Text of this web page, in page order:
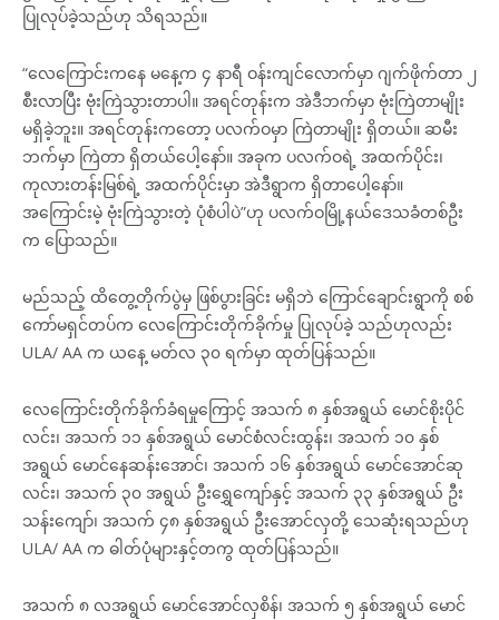
ပြုလုပ်ခဲ့သည်ဟု သိရသည်။
“လေကြောင်းကနေ မနေ့က ၄ နာရီ ဝန်းကျင်လောက်မှာ ဂျက်ဖိုက်တာ ၂
စီးလာပြီး ဗုံးကြဲသွားတာပါ။ အရင်တုန်းက အဲဒီဘက်မှာ ဗုံးကြဲတာမျိုး
မရှိခဲ့ဘူး။ အရင်တုန်းကတော့ ပလက်ဝမှာ ကြဲတာမျိုး ရှိတယ်။ ဆမီး
ဘက်မှာ ကြဲတာ ရှိတယ်ပေါ့နော်။ အခုက ပလက်ဝရဲ့ အထက်ပိုင်း၊
ကုလားတန်းမြစ်ရဲ့ အထက်ပိုင်းမှာ အဲဒီရွာက ရှိတာပေါ့နော်။
အကြောင်းမဲ့ ဗုံးကြဲသွားတဲ့ ပုံစံပါပဲ”ဟု ပလက်ဝမြို့နယ်ဒေသခံတစ်ဦး
က ပြောသည်။
မည်သည့် ထိတွေ့တိုက်ပွဲမှ ဖြစ်ပွားခြင်း မရှိဘဲ ကြောင်ချောင်းရွာကို စစ်
ကော်မရှင်တပ်က လေကြောင်းတိုက်ခိုက်မှု ပြုလုပ်ခဲ့ သည်ဟုလည်း
ULA/ AA က ယနေ့ မတ်လ ၃၀ ရက်မှာ ထုတ်ပြန်သည်။
လေကြောင်းတိုက်ခိုက်ခံရမှုကြောင့် အသက် ၈ နှစ်အရွယ် မောင်စိုးပိုင်
လင်း၊ အသက် ၁၁ နှစ်အရွယ် မောင်စံလင်းထွန်း၊ အသက် ၁၀ နှစ်
အရွယ် မောင်နေဆန်းအောင်၊ အသက် ၁၆ နှစ်အရွယ် မောင်အောင်ဆု
လင်း၊ အသက် ၃၀ အရွယ် ဦးရွှေကျော်နှင့် အသက် ၃၃ နှစ်အရွယ် ဦး
သန်းကျော်၊ အသက် ၄၈ နှစ်အရွယ် ဦးအောင်လှတို့ သေဆုံးရသည်ဟု
ULA/ AA က ဓါတ်ပုံများနှင့်တကွ ထုတ်ပြန်သည်။
အသက် ၈ လအရွယ် မောင်အောင်လှစိန်၊ အသက် ၅ နှစ်အရွယ် မောင်